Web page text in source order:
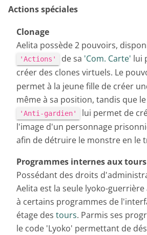
Actions spéciales
Clonage
Aelita possède 2 pouvoirs,
'Actions' de sa 'Com. Carte' lui
créer des clones virtuels. Le
permet à la jeune fille de créer
même à sa position, tandis que
'Anti-gardien'
lui permet de
l'image d'un personnage
afin de détruire le monstre en le
Programmes internes aux tours
Possédant des droits
Aelita est la seule lyoko-
à certains programmes de
étage des tours. Parmis ses
le code 'Lyoko' permettant de